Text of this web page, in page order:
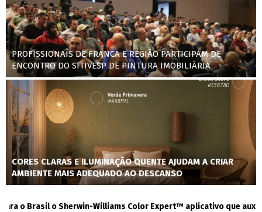
PROFISSIONAIS DE FRANCA E REGIÃO PARTICIPAM DE
ENCONTRO DO SITIVESP DE PINTURA IMOBILIÁRIA
CORES CLARAS E ILUMINAÇÃO QUENTE AJUDAM A CRIAR
AMBIENTE MAIS ADEQUADO AO DESCANSO
Brasil o Sherwin-Williams Color Expert™ aplicativo que auxilia